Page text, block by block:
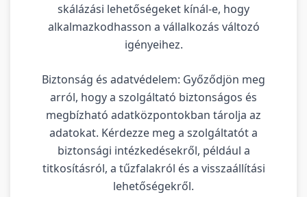
skálázási lehetőségeket kínál-e, hogy
alkalmazkodhasson a vállalkozás változó
igényeihez.
Biztonság és adatvédelem: Győződjön meg
arról, hogy a szolgáltató biztonságos és
megbízható adatközpontokban tárolja az
adatokat. Kérdezze meg a szolgáltatót a
biztonsági intézkedésekről, például a
titkosításról, a tűzfalakról és a visszaállítási
lehetőségekről.